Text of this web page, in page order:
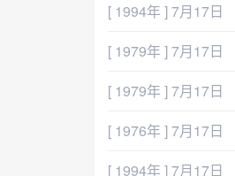
[ 1994年 ] 7月17日
[ 1979年 ] 7月17日
[ 1979年 ] 7月17日
[ 1976年 ] 7月17日
[ 1994年 ] 7月17日